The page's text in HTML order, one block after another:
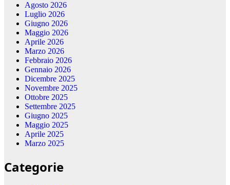
Agosto 2026
Luglio 2026
Giugno 2026
Maggio 2026
Aprile 2026
Marzo 2026
Febbraio 2026
Gennaio 2026
Dicembre 2025
Novembre 2025
Ottobre 2025
Settembre 2025
Giugno 2025
Maggio 2025
Aprile 2025
Marzo 2025
Categorie